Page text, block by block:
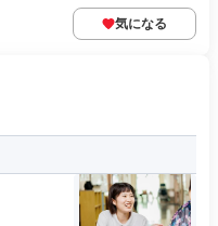
気になる